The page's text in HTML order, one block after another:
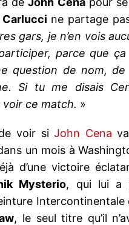
Carlucci ne partage
gars, je n’en vois
parce que
question de nom, de
Si tu me disais
ce match. »
voir siJohn Cena
un mois à
d’une victoire
Mysterio, qui lui a
Intercontinentale
, le seul titre qu’il